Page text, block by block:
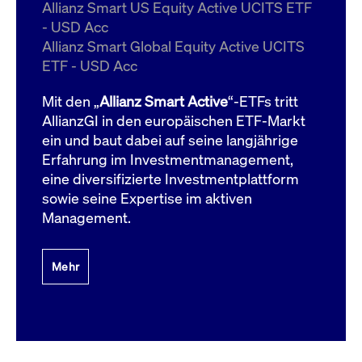
Allianz Smart US Equity Active UCITS ETF
- USD Acc
Allianz Smart Global Equity Active UCITS
ETF - USD Acc
Mit den „Allianz Smart Active“-ETFs tritt
AllianzGI in den europäischen ETF-Markt
ein und baut dabei auf seine langjährige
Erfahrung im Investmentmanagement,
eine diversifizierte Investmentplattform
sowie seine Expertise im aktiven
Management.
Mehr
ApplicationGatewayAffinityCORS
boerse.com
Domain
bis